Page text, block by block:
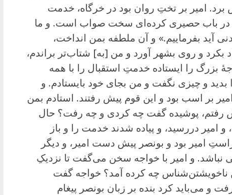
برد. امیر بر تختِ روان بود در خرگاه، خدمت
در باب حصیری کرده‌ای سخت صواب است. و ما
آید بفرماییم.» و آن ملطفه بمن انداخت،
بکرد و روی بشهر آورد و من [به] شتاب‌تر براندم،
بزرگ را ایستاده خدمتِ استقبال را با همه
بدید و چیزی نگفت و من بجای خود بایستادم. و
بر اسب بود و این قوم پیش رفتند. استادم بمن
رفتم، پوشیده گفت چه کردی و چه رفت؟ حال
و امیر دررسید، و پیاده شدند خدمت را و باز
امیر بود و بونصر پیش دست امیر، و دیگر
نباشد. و امیر با خواجه سخن می‌گفت تا نزدیکِ
ناخویشتن‌شناس چه کرده آمد؟ خواجه گفت
و می‌باید کرد بنده بر زبان بونصر پیغام